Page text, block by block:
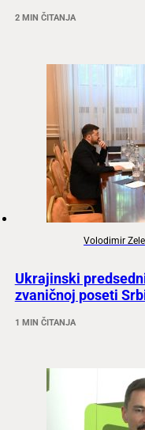
2 MIN ČITANJA
Volodimir
Ukrajinski
zvaničnoj poseti
1 MIN ČITANJA